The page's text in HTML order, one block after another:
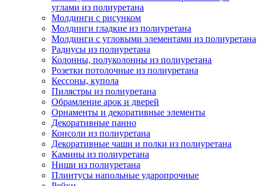
углами из полиуретана
Молдинги c рисунком
Молдинги гладкие из полиуретана
Молдинги с угловыми элементами из полиуретана
Радиусы из полиуретана
Колонны, полуколонны из полиуретана
Розетки потолочные из полиуретана
Кессоны, купола
Пилястры из полиуретана
Обрамление арок и дверей
Орнаменты и декоративные элементы
Декоративные панно
Консоли из полиуретана
Декоративные чаши и полки из полиуретана
Камины из полиуретана
Ниши из полиуретана
Плинтусы напольные ударопрочные